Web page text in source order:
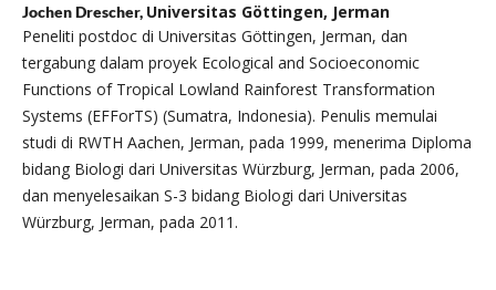
Jochen Drescher, Universitas Göttingen, Jerman
Peneliti postdoc di Universitas Göttingen, Jerman, dan
tergabung dalam proyek Ecological and Socioeconomic
Functions of Tropical Lowland Rainforest Transformation
Systems (EFForTS) (Sumatra, Indonesia). Penulis memulai
studi di RWTH Aachen, Jerman, pada 1999, menerima Diploma
bidang Biologi dari Universitas Würzburg, Jerman, pada 2006,
dan menyelesaikan S-3 bidang Biologi dari Universitas
Würzburg, Jerman, pada 2011.